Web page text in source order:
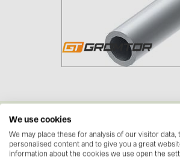
Downloads
Datasheets
We use cookies
We may place these for analysis of our visitor
personalised content and to give you a great
information about the cookies we use open the